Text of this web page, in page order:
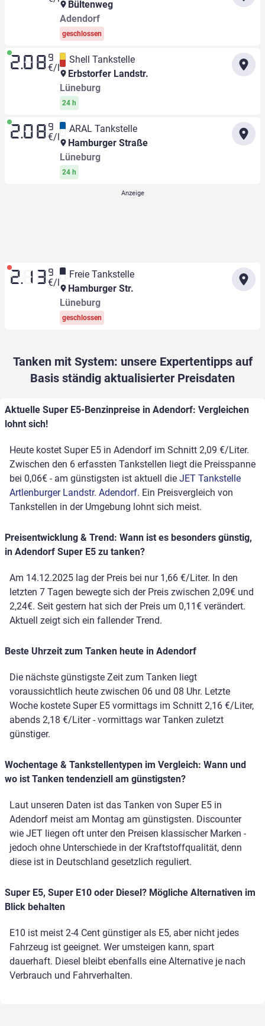
Bültenweg
Adendorf
geschlossen
2.08 9
€/l
Shell Tankstelle
Erbstorfer Landstr.
Lüneburg
24 h
2.08 9
€/l
ARAL Tankstelle
Hamburger Straße
Lüneburg
24 h
2.13 9
€/l
Freie Tankstelle
Hamburger Str.
Lüneburg
geschlossen
Tanken mit System: unsere Expertentipps auf
Basis ständig aktualisierter Preisdaten
Aktuelle Super E5-Benzinpreise in Adendorf: Vergleichen
lohnt sich!
Heute kostet Super E5 in Adendorf im Schnitt 2,09 €/Liter.
Zwischen den 6 erfassten Tankstellen liegt die Preisspanne
bei 0,06€ - am günstigsten ist aktuell die JET Tankstelle
Artlenburger Landstr. Adendorf. Ein Preisvergleich von
Tankstellen in der Umgebung lohnt sich meist.
Preisentwicklung & Trend: Wann ist es besonders günstig,
in Adendorf Super E5 zu tanken?
Am 14.12.2025 lag der Preis bei nur 1,66 €/Liter. In den
letzten 7 Tagen bewegte sich der Preis zwischen 2,09€ und
2,24€. Seit gestern hat sich der Preis um 0,11€ verändert.
Aktuell zeigt sich ein fallender Trend.
Beste Uhrzeit zum Tanken heute in Adendorf
Die nächste günstigste Zeit zum Tanken liegt
voraussichtlich heute zwischen 06 und 08 Uhr. Letzte
Woche kostete Super E5 vormittags im Schnitt 2,16 €/Liter,
abends 2,18 €/Liter - vormittags war Tanken zuletzt
günstiger.
Wochentage & Tankstellentypen im Vergleich: Wann und
wo ist Tanken tendenziell am günstigsten?
Laut unseren Daten ist das Tanken von Super E5 in
Adendorf meist am Montag am günstigsten. Discounter
wie JET liegen oft unter den Preisen klassischer Marken -
jedoch ohne Unterschiede in der Kraftstoffqualität, denn
diese ist in Deutschland gesetzlich reguliert.
Super E5, Super E10 oder Diesel? Mögliche Alternativen im
Blick behalten
E10 ist meist 2-4 Cent günstiger als E5, aber nicht jedes
Fahrzeug ist geeignet. Wer umsteigen kann, spart
dauerhaft. Diesel bleibt ebenfalls eine Alternative je nach
Verbrauch und Fahrverhalten.